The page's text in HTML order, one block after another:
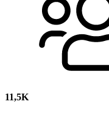
11,5K